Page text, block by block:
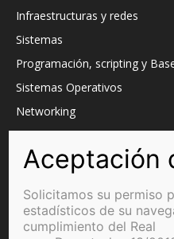
Infraestructuras y redes
Sistemas
Programación, scripting y
Sistemas Operativos
Networking
VMware
Microsoft Windows Server
Programación
Solicitamos su permiso
estadísticos de su
cumplimiento del Real